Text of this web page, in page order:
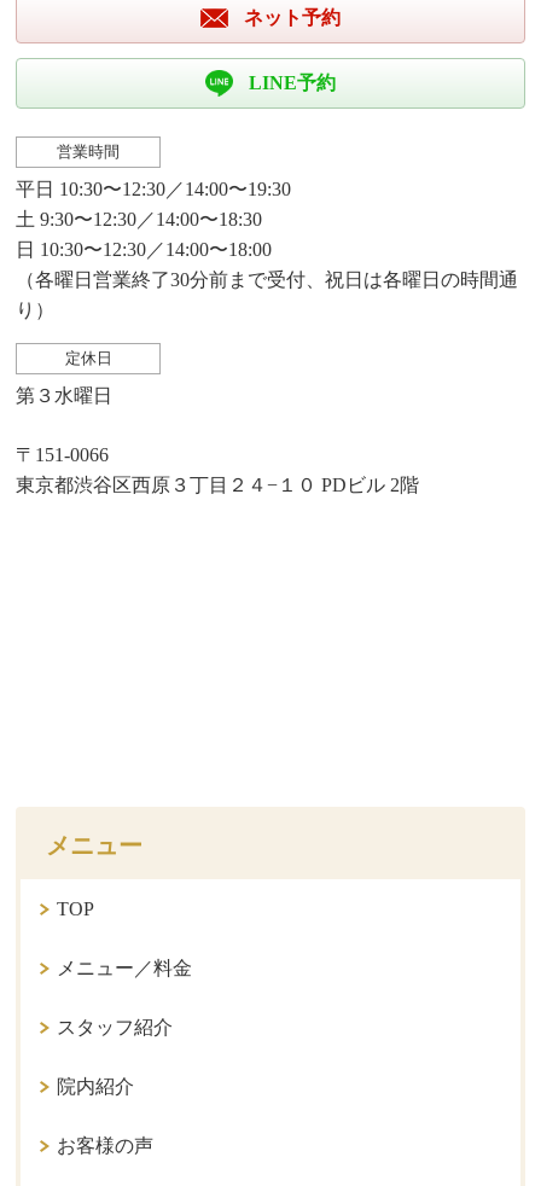
ネット予約
LINE予約
営業時間
平日 10:30〜12:30／14:00〜19:30
土 9:30〜12:30／14:00〜18:30
日 10:30〜12:30／14:00〜18:00
（各曜日営業終了30分前まで受付、祝日は各曜日の時間通
り）
定休日
第３水曜日
〒151-0066
東京都渋谷区西原３丁目２４−１０ PDビル 2階
メニュー
TOP
メニュー／料金
スタッフ紹介
院内紹介
お客様の声